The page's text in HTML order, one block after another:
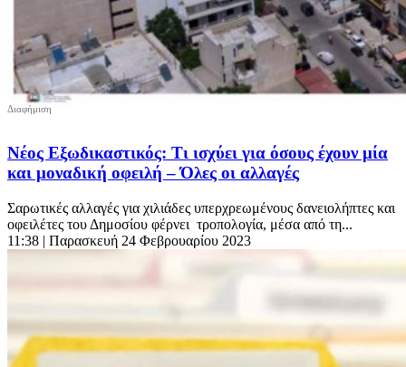
Νέος Εξωδικαστικός: Τι ισχύει για όσους έχουν μία
και μοναδική οφειλή – Όλες οι αλλαγές
Σαρωτικές αλλαγές για χιλιάδες υπερχρεωμένους δανειολήπτες και
οφειλέτες του Δημοσίου φέρνει τροπολογία, μέσα από τη...
11:38 | Παρασκευή 24 Φεβρουαρίου 2023